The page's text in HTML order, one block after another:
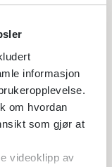
informasjon
om hvordan
som gjør at
videoklipp av
Kvinne
Oslo
hospital,
Institutt for